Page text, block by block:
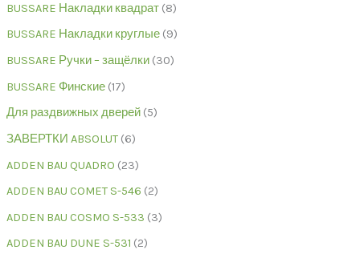
BUSSARE Накладки квадрат 8
BUSSARE Накладки круглые 9
BUSSARE Ручки – защёлки 30
BUSSARE Финские 17
Для раздвижных дверей 5
ЗАВЕРТКИ ABSOLUT 6
ADDEN BAU QUADRO 23
ADDEN BAU COMET S-546 2
ADDEN BAU COSMO S-533 3
ADDEN BAU DUNE S-531 2